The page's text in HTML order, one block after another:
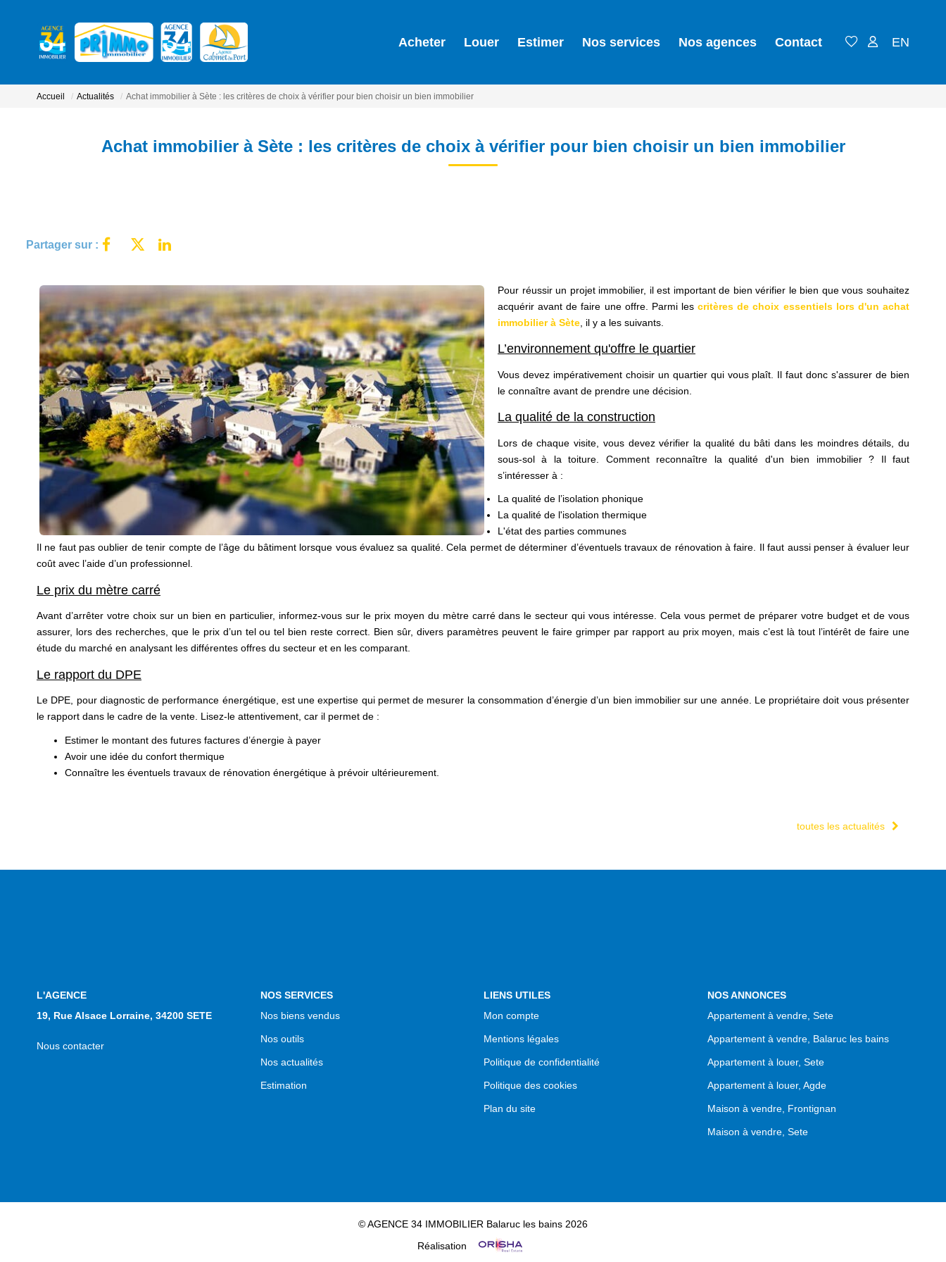
Acheter Louer Estimer Nos services Nos agences Contact EN
Accueil Actualités Achat immobilier à Sète : les critères de choix à vérifier pour bien choisir un bien immobilier
Achat immobilier à Sète : les critères de choix à vérifier pour bien choisir un bien immobilier
Partager sur :
Pour réussir un projet immobilier, il est important de bien vérifier le bien que vous souhaitez
acquérir avant de faire une offre. Parmi lescritères de choix essentiels lors d'un achat
immobilier à Sète , il y a les suivants.
L’environnement qu'offre le quartier
Vous devez impérativement choisir un quartier qui vous plaît. Il faut donc s'assurer de bien
le connaître avant de prendre une décision.
La qualité de la construction
Lors de chaque visite, vous devez vérifier la qualité du bâti dans les moindres détails, du
sous-sol à la toiture. Comment reconnaître la qualité d'un bien immobilier ? Il faut
s’intéresser à :
La qualité de l’isolation phonique
La qualité de l'isolation thermique
L'état des parties communes
Il ne faut pas oublier de tenir compte de l’âge du bâtiment lorsque vous évaluez sa qualité. Cela permet de déterminer d’éventuels travaux de rénovation à faire. Il faut aussi penser à évaluer leur
coût avec l’aide d’un professionnel.
Le prix du mètre carré
Avant d’arrêter votre choix sur un bien en particulier, informez-vous sur le prix moyen du mètre carré dans le secteur qui vous intéresse. Cela vous permet de préparer votre budget et de vous
assurer, lors des recherches, que le prix d’un tel ou tel bien reste correct. Bien sûr, divers paramètres peuvent le faire grimper par rapport au prix moyen, mais c’est là tout l’intérêt de faire une
étude du marché en analysant les différentes offres du secteur et en les comparant.
Le rapport du DPE
Le DPE, pour diagnostic de performance énergétique, est une expertise qui permet de mesurer la consommation d’énergie d’un bien immobilier sur une année. Le propriétaire doit vous présenter
le rapport dans le cadre de la vente. Lisez-le attentivement, car il permet de :
Estimer le montant des futures factures d’énergie à payer
Avoir une idée du confort thermique
Connaître les éventuels travaux de rénovation énergétique à prévoir ultérieurement.
toutes les actualités
L'AGENCE
19, Rue Alsace Lorraine, 34200 SETE
Nous contacter
NOS SERVICES
Nos biens vendus
Nos outils
Nos actualités
Estimation
LIENS UTILES
Mon compte
Mentions légales
Politique de confidentialité
Politique des cookies
Plan du site
NOS ANNONCES
Appartement à vendre, Sete
Appartement à vendre, Balaruc les bains
Appartement à louer, Sete
Appartement à louer, Agde
Maison à vendre, Frontignan
Maison à vendre, Sete
© AGENCE 34 IMMOBILIER Balaruc les bains 2026
Réalisation